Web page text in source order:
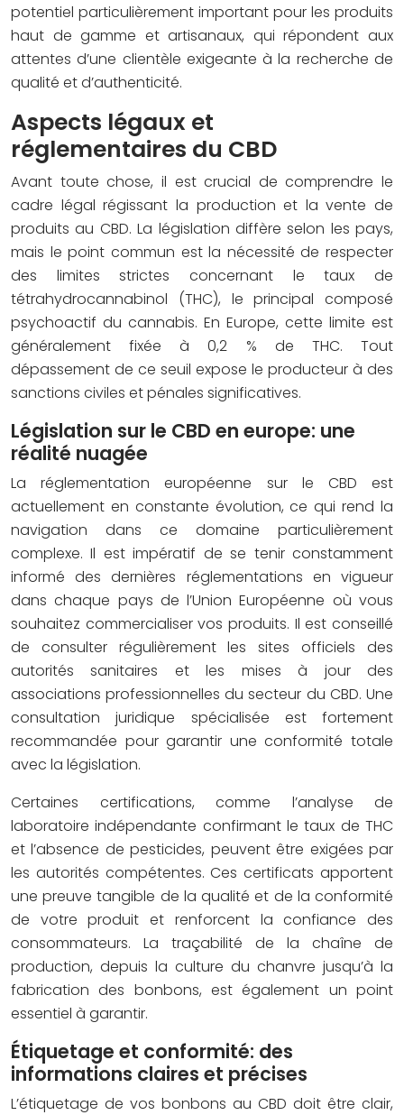
potentiel particulièrement important pour les produits
haut de gamme et artisanaux, qui répondent aux
attentes d’une clientèle exigeante à la recherche de
qualité et d’authenticité.
Aspects légaux et
réglementaires du CBD
Avant toute chose, il est crucial de comprendre le
cadre légal régissant la production et la vente de
produits au CBD. La législation diffère selon les pays,
mais le point commun est la nécessité de respecter
des limites strictes concernant le taux de
tétrahydrocannabinol (THC), le principal composé
psychoactif du cannabis. En Europe, cette limite est
généralement fixée à 0,2 % de THC. Tout
dépassement de ce seuil expose le producteur à des
sanctions civiles et pénales significatives.
Législation sur le CBD en europe: une
réalité nuagée
La réglementation européenne sur le CBD est
actuellement en constante évolution, ce qui rend la
navigation dans ce domaine particulièrement
complexe. Il est impératif de se tenir constamment
informé des dernières réglementations en vigueur
dans chaque pays de l’Union Européenne où vous
souhaitez commercialiser vos produits. Il est conseillé
de consulter régulièrement les sites officiels des
autorités sanitaires et les mises à jour des
associations professionnelles du secteur du CBD. Une
consultation juridique spécialisée est fortement
recommandée pour garantir une conformité totale
avec la législation.
Certaines certifications, comme l’analyse de
laboratoire indépendante confirmant le taux de THC
et l’absence de pesticides, peuvent être exigées par
les autorités compétentes. Ces certificats apportent
une preuve tangible de la qualité et de la conformité
de votre produit et renforcent la confiance des
consommateurs. La traçabilité de la chaîne de
production, depuis la culture du chanvre jusqu’à la
fabrication des bonbons, est également un point
essentiel à garantir.
Étiquetage et conformité: des
informations claires et précises
L’étiquetage de vos bonbons au CBD doit être clair,